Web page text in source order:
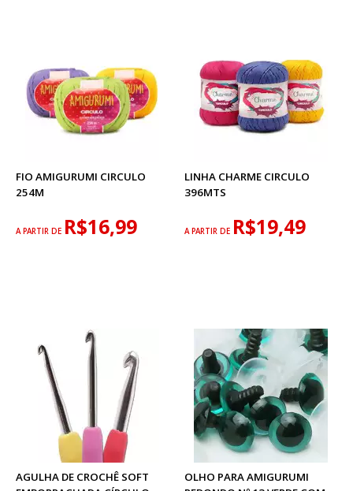
FIO AMIGURUMI CIRCULO
254M
A PARTIR DE R$16,99
LINHA CHARME CIRCULO
396MTS
A PARTIR DE R$19,49
AGULHA DE CROCHÊ SOFT
OLHO PARA AMIGURUMI